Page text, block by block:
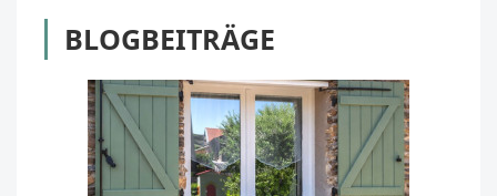
BLOGBEITRÄGE